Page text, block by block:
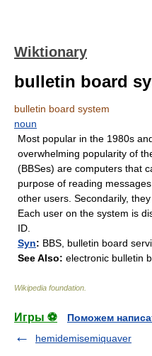
Wiktionary
bulletin board
bulletin board system
noun
Most popular in the 1980s
overwhelming popularity of
(BBSes) are computers that
purpose of reading
other users. Secondarily,
Each user on the system is
ID.
Syn: BBS, bulletin board
See Also: electronic bulletin
Wikipedia foundation
Игры ⚽
Поможем
hemidemisemiquaver